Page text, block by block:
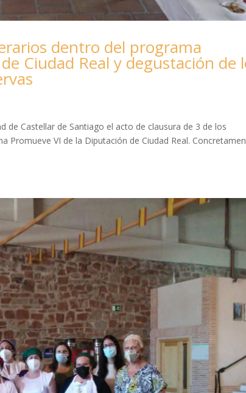
dentro del programa
Ciudad Real y degustación de
de Castellar de Santiago el acto de clausura de 3 de los
VI de la Diputación de Ciudad Real.